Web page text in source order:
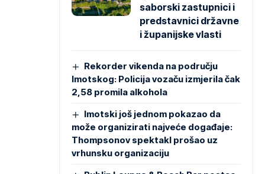
saborski zastupnici i
predstavnici državne
i županijske vlasti
Rekorder vikenda na području
Imotskog: Policija vozaču izmjerila čak
2,58 promila alkohola
Imotski još jednom pokazao da
može organizirati najveće događaje:
Thompsonov spektakl prošao uz
vrhunsku organizaciju